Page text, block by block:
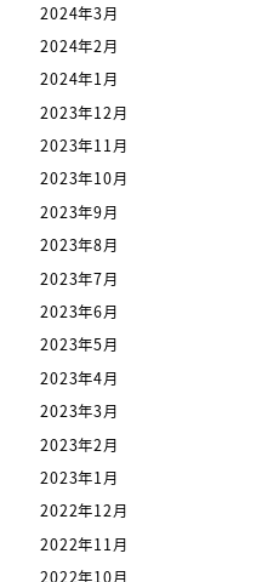
2024年3月
2024年2月
2024年1月
2023年12月
2023年11月
2023年10月
2023年9月
2023年8月
2023年7月
2023年6月
2023年5月
2023年4月
2023年3月
2023年2月
2023年1月
2022年12月
2022年11月
2022年10月